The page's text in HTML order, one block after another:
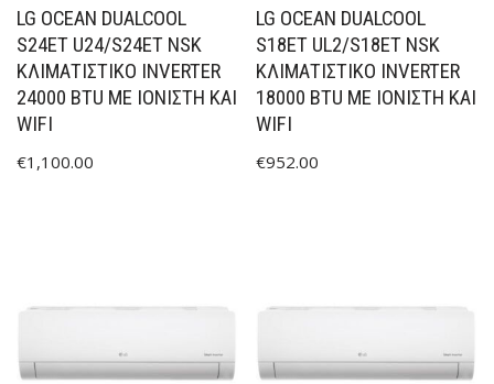
LG OCEAN DUALCOOL
S24ET U24/S24ET NSK
ΚΛΙΜΑΤΙΣΤΙΚΌ INVERTER
24000 BTU ΜΕ ΙΟΝΙΣΤΉ ΚΑΙ
WIFI
€1,100.00
LG OCEAN DUALCOOL
S18ET UL2/S18ET NSK
ΚΛΙΜΑΤΙΣΤΙΚΌ INVERTER
18000 BTU ΜΕ ΙΟΝΙΣΤΉ ΚΑΙ
WIFI
€952.00